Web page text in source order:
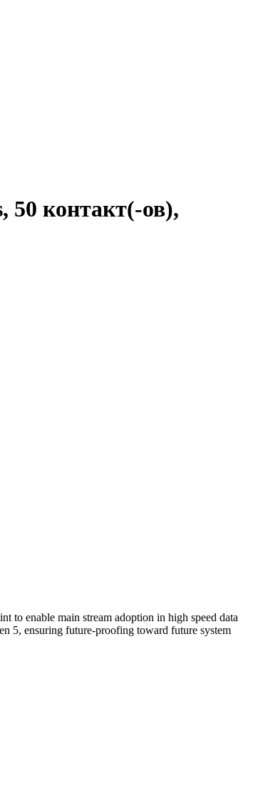
50 контакт(-ов),
to enable main stream adoption in high speed data
5, ensuring future-proofing toward future system